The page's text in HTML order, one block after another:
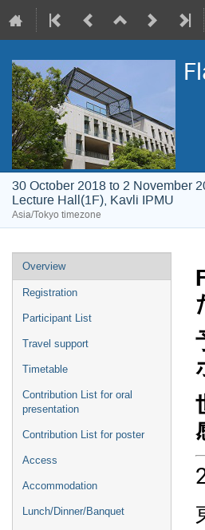
30 October 2018 to 2 November
Lecture Hall(1F), Kavli IPMU
Asia/Tokyo timezone
Event
menu
Overview
Registration
Participant List
Travel support
Timetable
Contribution List for oral
presentation
Contribution List for poster
Access
Accommodation
Lunch/Dinner/Banquet